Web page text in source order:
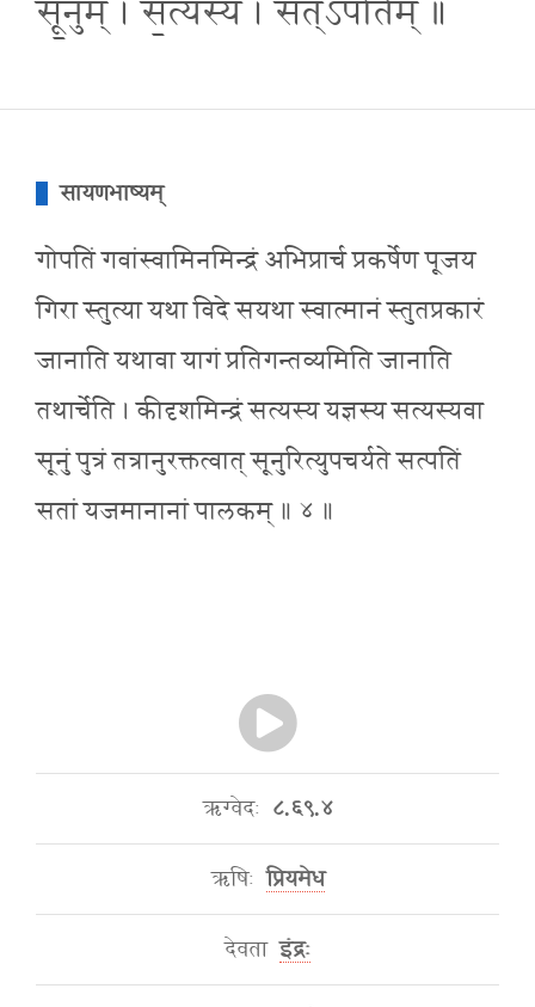
सू॒नुम् । स॒त्यस्य॑ । सत्ऽप॑तिम् ॥
सायणभाष्यम्
गोपतिं गवांस्वामिनमिन्द्रं अभिप्रार्च प्रकर्षेण पूजय
गिरा स्तुत्या यथा विदे सयथा स्वात्मानं स्तुतप्रकारं
जानाति यथावा यागं प्रतिगन्तव्यमिति जानाति
तथार्चेति । कीदृशमिन्द्रं सत्यस्य यज्ञस्य सत्यस्यवा
सूनुं पुत्रं तत्रानुरक्तत्वात् सूनुरित्युपचर्यते सत्पतिं
सतां यजमानानां पालकम् ॥ ४ ॥
ऋग्वेदः ८.६९.४
ऋषिः प्रियमेध
देवता इंद्रः